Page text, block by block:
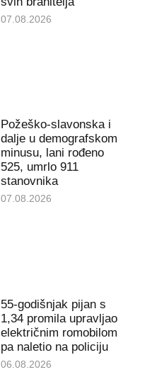
07.08.2026
Požeško-slavonska i
dalje u demografskom
minusu, lani rođeno
525, umrlo 911
stanovnika
07.08.2026
55-godišnjak pijan s
1,34 promila upravljao
električnim romobilom
pa naletio na policiju
06.08.2026